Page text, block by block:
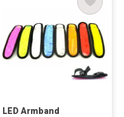
LED Armband